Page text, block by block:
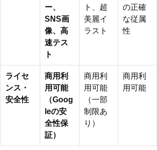
ー、
SNS画
像、高
速テス
ト
ト、超
美麗イ
ラスト
の正確
な従属
性
ライセ
ンス・
安全性
商用利
用可能
（Goog
leの安
全性保
証）
商用利
用可能
（一部
制限あ
り）
商用利
用可能